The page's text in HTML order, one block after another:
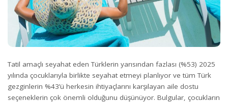
Tatil amaçlı seyahat eden Türklerin yarısından fazlası (%53) 2025
yılında çocuklarıyla birlikte seyahat etmeyi planlıyor ve tüm Türk
gezginlerin %43’ü herkesin ihtiyaçlarını karşılayan aile dostu
seçeneklerin çok önemli olduğunu düşünüyor. Bulgular, çocukların